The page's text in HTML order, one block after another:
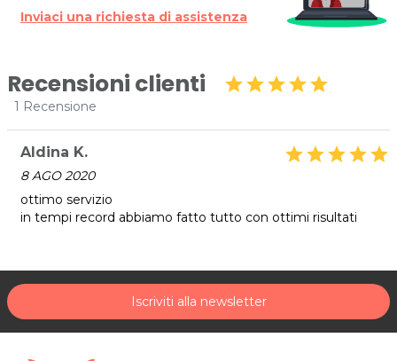
Inviaci una richiesta di assistenza
Recensioni clienti starstarstarstarstar
1 Recensione
Aldina K.
8 AGO 2020
star
star
star
star
star
ottimo servizio
in tempi record abbiamo fatto tutto con ottimi risultati
Iscriviti alla newsletter